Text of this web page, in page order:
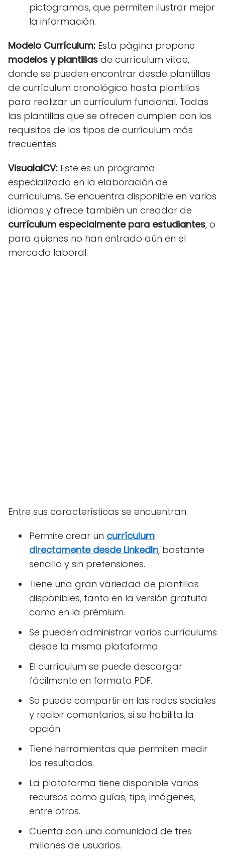
pictogramas, que permiten ilustrar mejor
la información.
Modelo Currículum: Esta página propone
modelos y plantillas de currículum vitae,
donde se pueden encontrar desde plantillas
de currículum cronológico hasta plantillas
para realizar un currículum funcional. Todas
las plantillas que se ofrecen cumplen con los
requisitos de los tipos de currículum más
frecuentes.
VisualalCV: Este es un programa
especializado en la elaboración de
currículums. Se encuentra disponible en varios
idiomas y ofrece también un creador de
currículum especialmente para estudiantes, o
para quienes no han entrado aún en el
mercado laboral.
Entre sus características se encuentran:
Permite crear un currículum
directamente desde LinkedIn, bastante
sencillo y sin pretensiones.
Tiene una gran variedad de plantillas
disponibles, tanto en la versión gratuita
como en la prémium.
Se pueden administrar varios currículums
desde la misma plataforma.
El currículum se puede descargar
fácilmente en formato PDF.
Se puede compartir en las redes sociales
y recibir comentarios, si se habilita la
opción.
Tiene herramientas que permiten medir
los resultados.
La plataforma tiene disponible varios
recursos como guías, tips, imágenes,
entre otros.
Cuenta con una comunidad de tres
millones de usuarios.